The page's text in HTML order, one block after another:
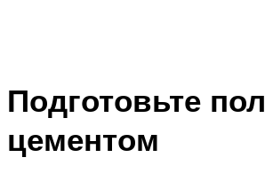
Подготовьте пол
цементом